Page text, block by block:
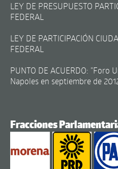
LEY DE PRESUPUESTO
FEDERAL
LEY DE PARTICIPACIÓN
FEDERAL
PUNTO DE ACUERDO: "Foro
Napoles en septiembre de
Fracciones